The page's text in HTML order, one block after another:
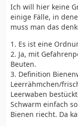
Ich will hier keine
einige Fälle, in
muss man das
1. Es ist eine
2. Ja, mit
Beuten.
3. Definition
Leerrähmchen/
Leerwaben
Schwarm einfach
Bienen riecht. Da